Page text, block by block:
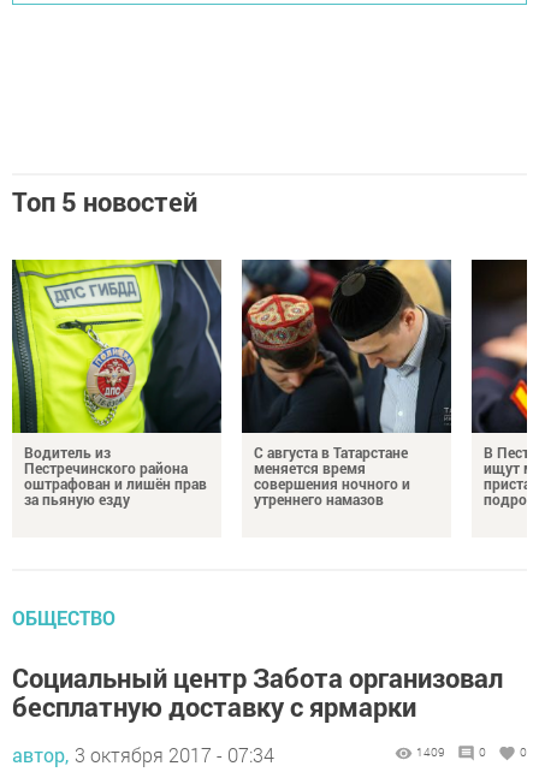
Топ 5 новостей
Водитель из
Пестречинского района
оштрафован и лишён прав
за пьяную езду
С августа в Татарстане
меняется время
совершения ночного и
утреннего намазов
В
ищут
ОБЩЕСТВО
Социальный центр Забота организовал
бесплатную доставку с ярмарки
автор, 3 октября 2017 - 07:34 1409 0 0